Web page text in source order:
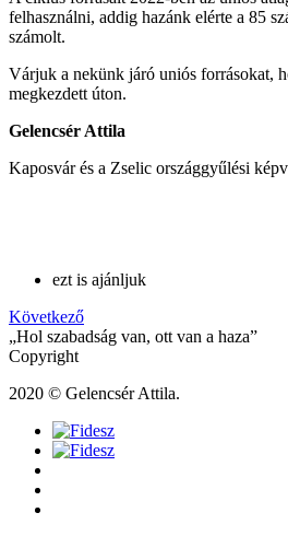
felhasználni, addig hazánk elérte a 85
számolt.
Várjuk a nekünk járó uniós forrásokat,
megkezdett úton.
Gelencsér Attila
Kaposvár és a Zselic országgyűlési
ezt is ajánljuk
Következő
„Hol szabadság van, ott van a haza”
Copyright
2020 © Gelencsér Attila.